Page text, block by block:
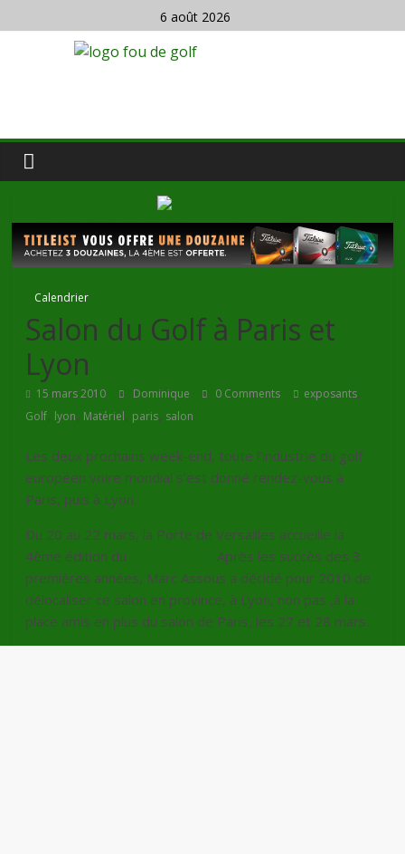
6 août 2026
Calendrier
Salon du Golf à Paris et
Lyon
15 mars 2010 Dominique 0 Comments exposants,
Golf, lyon, Matériel, paris, salon
Les deux prochains week-end, toute l’industrie du golf
européen voire mondial s’est donné rendez-vous à
Paris, puis à Lyon.
Du 20 au 22 mars, la Porte de Versailles accueille la
4ème édition du
. Après les succès des 3
premières années, Marc Assous a décidé pour 2010 de
délocaliser ce salon en province, à Lyon, non pas ,à la
place amis en plus du salon de Paris, les 27 et 28 mars.